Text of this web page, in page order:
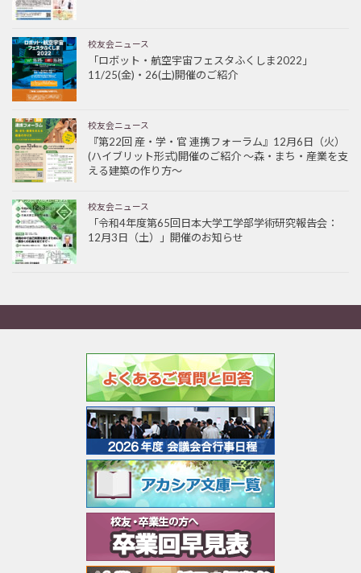
校友会ニュース
「ロボット・航空宇宙フェスタふくしま2022」
11/25(金)・26(土)開催のご紹介
校友会ニュース
『第22回 産・学・官 連携フォーラム』12月6日（火）
(ハイブリット形式)開催のご紹介 ～森・まち・産業を支
える建築の作り方～
校友会ニュース
「令和4年度第65回日本大学工学部学術研究報告会：
12月3日（土）」開催のお知らせ